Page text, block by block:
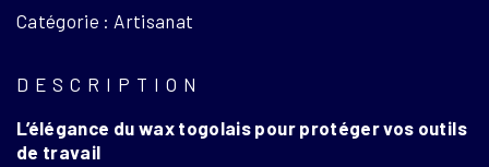
rembourrée
Catégorie : Artisanat
DESCRIPTION
L’élégance du wax togolais pour protéger vos outils
de travail